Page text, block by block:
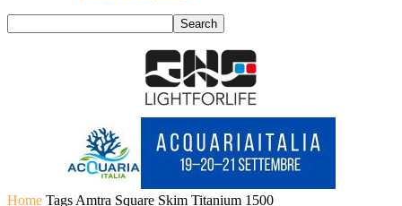
Home Tags Amtra Square Skim Titanium 1500